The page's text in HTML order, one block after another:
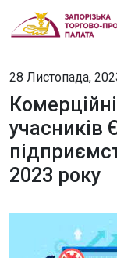
28 Листопада,
учасників
2023 року